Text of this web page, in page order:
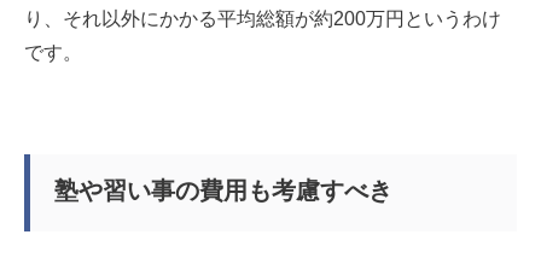
り、それ以外にかかる平均総額が約200万円というわけ
です。
塾や習い事の費用も考慮すべき